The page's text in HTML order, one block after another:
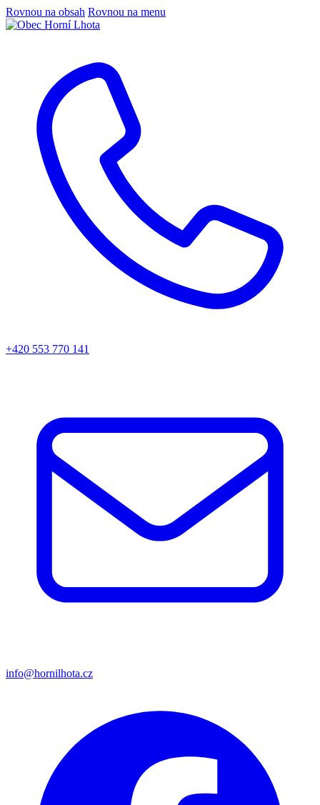
Rovnou na obsah Rovnou na menu
+420 553 770 141
info@hornilhota.cz